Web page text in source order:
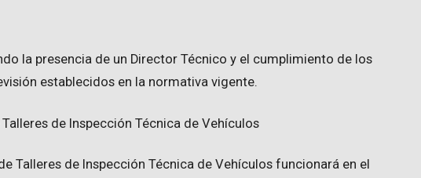
la presencia de un Director Técnico y el cumplimiento de los
establecidos en la normativa vigente.
de Inspección Técnica de Vehículos
Talleres de Inspección Técnica de Vehículos funcionará en el